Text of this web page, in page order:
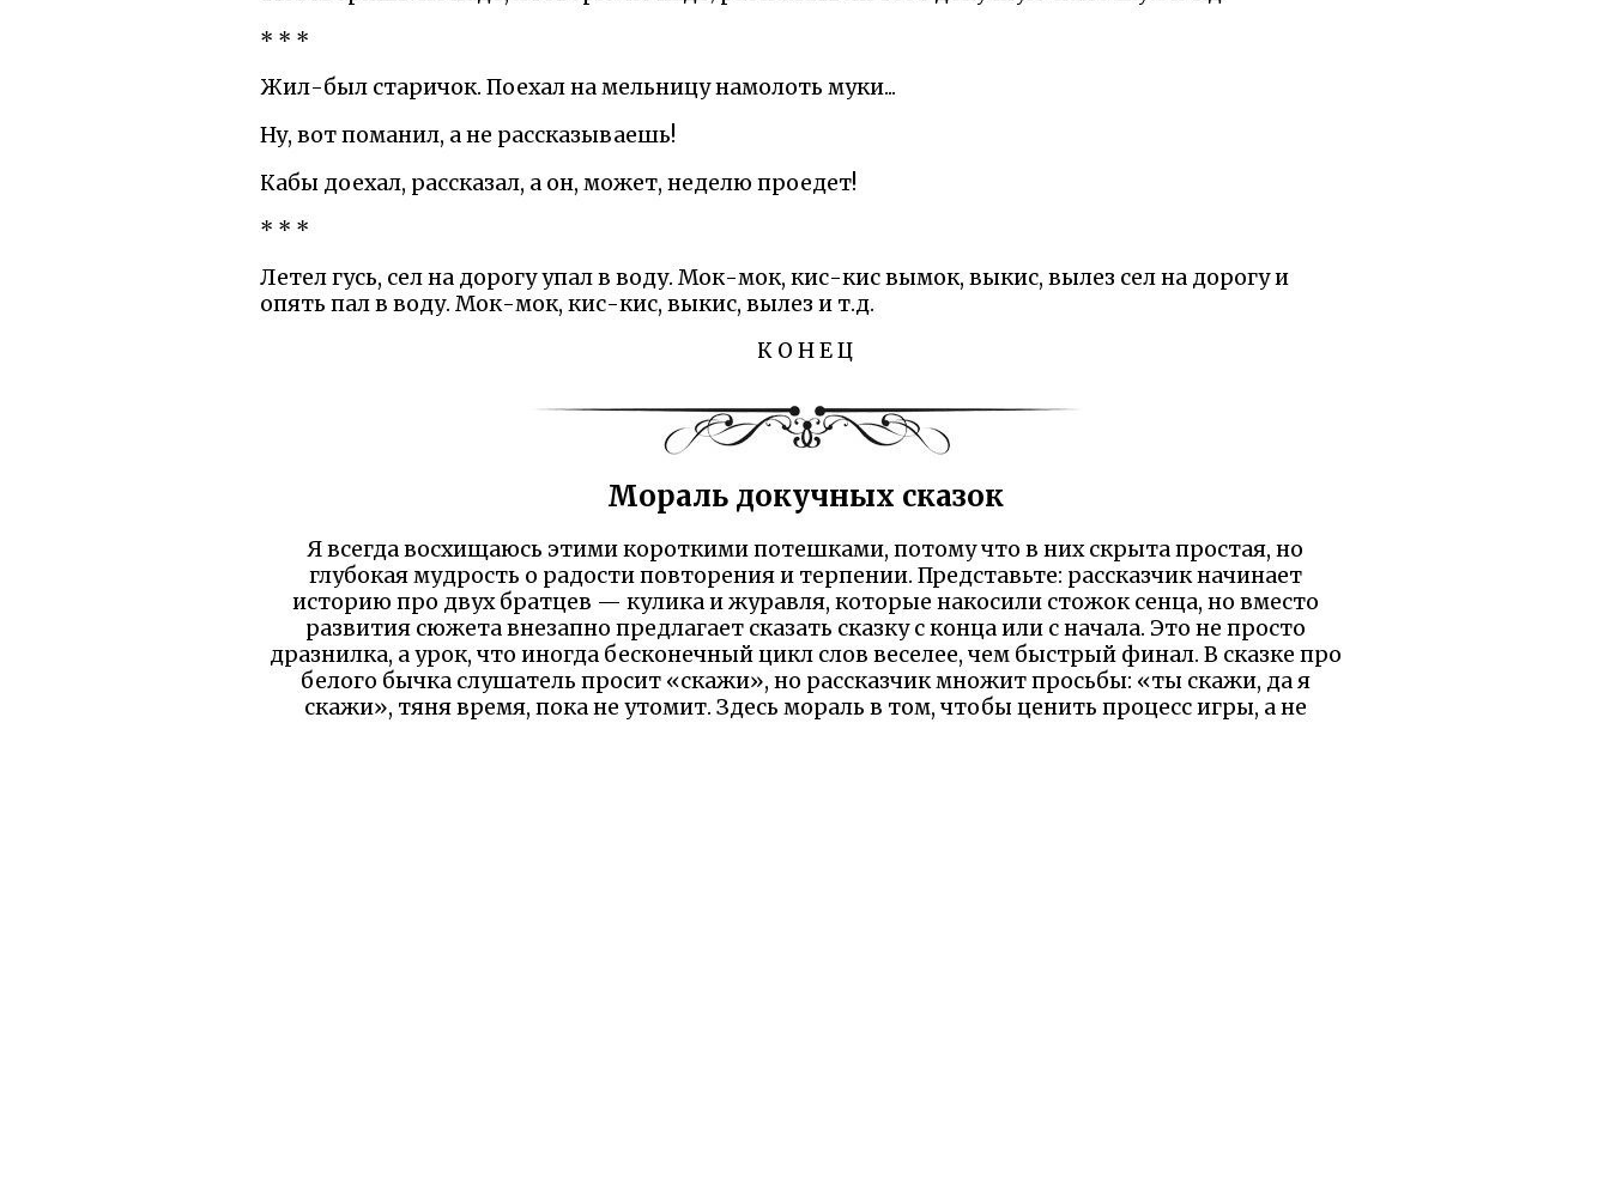
* * *
Жил-был старичок. Поехал на мельницу намолоть муки...
Ну, вот поманил, а не рассказываешь!
Кабы доехал, рассказал, а он, может, неделю проедет!
* * *
Летел гусь, сел на дорогу упал в воду. Мок-мок, кис-кис вымок, выкис, вылез сел на дорогу и
опять пал в воду. Мок-мок, кис-кис, выкис, вылез и т.д.
К О Н Е Ц
Мораль докучных сказок
Я всегда восхищаюсь этими короткими потешками, потому что в них скрыта простая, но
глубокая мудрость о радости повторения и терпении. Представьте: рассказчик начинает
историю про двух братцев — кулика и журавля, которые накосили стожок сенца, но вместо
развития сюжета внезапно предлагает сказать сказку с конца или с начала. Это не просто
дразнилка, а урок, что иногда бесконечный цикл слов веселее, чем быстрый финал. В сказке про
белого бычка слушатель просит «скажи», но рассказчик множит просьбы: «ты скажи, да я
скажи», тяня время, пока не утомит. Здесь мораль в том, чтобы ценить процесс игры, а не